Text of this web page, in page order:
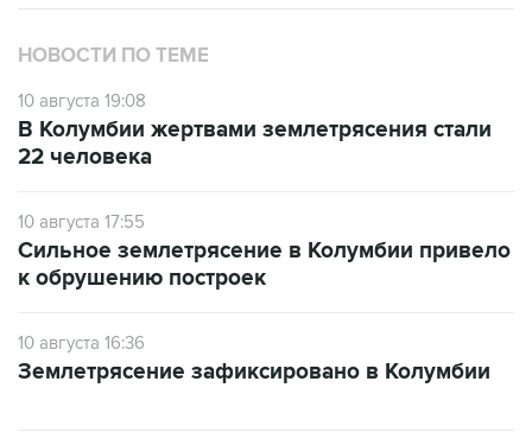
НОВОСТИ ПО ТЕМЕ
10 августа 19:08
В Колумбии жертвами землетрясения стали
22 человека
10 августа 17:55
Сильное землетрясение в Колумбии привело
к обрушению построек
10 августа 16:36
Землетрясение зафиксировано в Колумбии